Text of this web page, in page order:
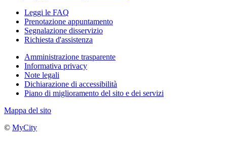
Leggi le FAQ
Prenotazione appuntamento
Segnalazione disservizio
Richiesta d'assistenza
Amministrazione trasparente
Informativa privacy
Note legali
Dichiarazione di accessibilità
Piano di miglioramento del sito e dei servizi
Mappa del sito
© MyCity